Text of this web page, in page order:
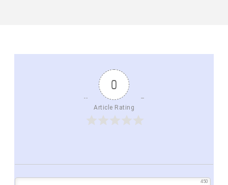
0
Article Rating
450